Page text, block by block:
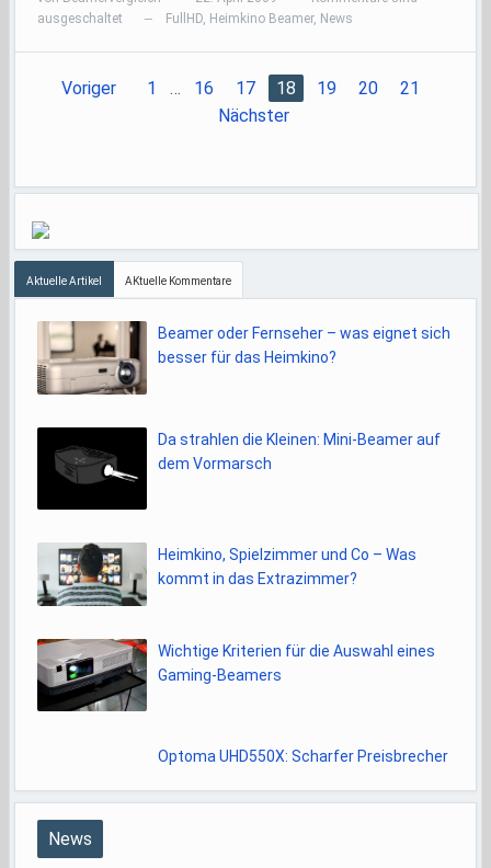
ausgeschaltet
— FullHD, Heimkino Beamer, News
Voriger 1 … 16 17 18 19 20
21
Nächster
Aktuelle Artikel AKtuelle Kommentare
Beamer oder Fernseher – was eignet sich
besser für das Heimkino?
Da strahlen die Kleinen: Mini-Beamer auf
dem Vormarsch
Heimkino, Spielzimmer und Co – Was
kommt in das Extrazimmer?
Wichtige Kriterien für die Auswahl eines
Gaming-Beamers
Optoma UHD550X: Scharfer Preisbrecher
News